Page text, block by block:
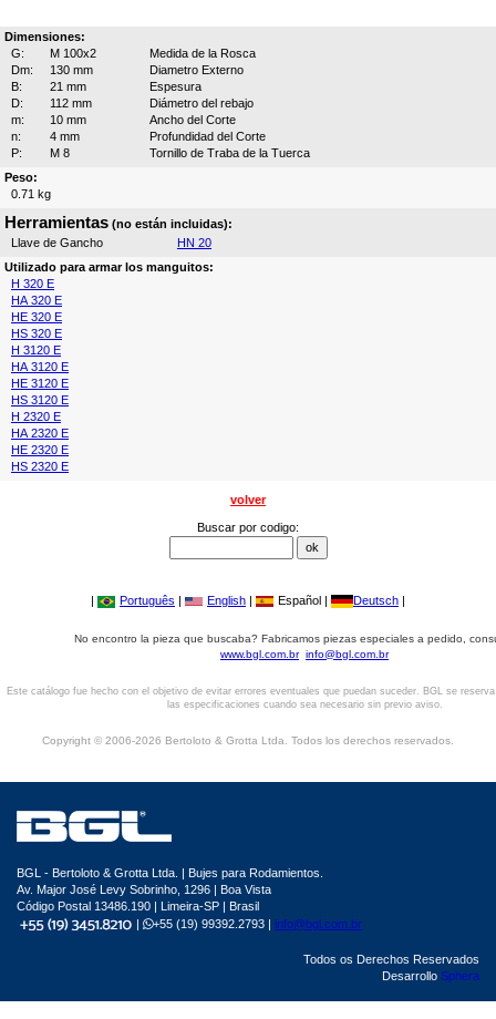
Dimensiones:
G:
M 100x2
Medida de la Rosca
Dm:
130 mm
Diametro Externo
B:
21 mm
Espesura
D:
112 mm
Diámetro del rebajo
m:
10 mm
Ancho del Corte
n:
4 mm
Profundidad del Corte
P:
M 8
Tornillo de Traba de la Tuerca
Peso:
0.71 kg
Herramientas (no están incluidas):
Llave de Gancho
HN 20
Utilizado para armar los manguitos:
H 320 E
HA 320 E
HE 320 E
HS 320 E
H 3120 E
HA 3120 E
HE 3120 E
HS 3120 E
H 2320 E
HA 2320 E
HE 2320 E
HS 2320 E
volver
Buscar por codigo:
| Português | English | Español | Deutsch |
No encontro la pieza que buscaba? Fabricamos piezas especiales a pedido,
www.bgl.com.br info@bgl.com.br
Este catálogo fue hecho con el objetivo de evitar errores eventuales que puedan suceder. BGL se
las especificaciones cuando sea necesario sin previo aviso.
Copyright © 2006-2026 Bertoloto & Grotta Ltda. Todos los derechos reservados.
BGL - Bertoloto & Grotta Ltda. | Bujes para Rodamientos.
Av. Major José Levy Sobrinho, 1296 | Boa Vista
Código Postal 13486.190 | Limeira-SP | Brasil
|
+55 (19) 99392.2793 | info@bgl.com.br
Todos os Derechos Reservados
Desarrollo Sphera